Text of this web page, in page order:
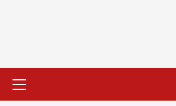
principal